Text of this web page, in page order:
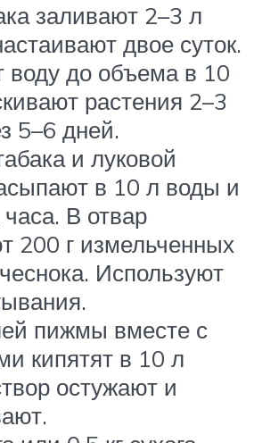
заливают 2–3 л
двое суток.
воду до объема в 10
растения 2–3
5–6 дней.
и луковой
в 10 л воды и
часа. В отвар
200 г измельченных
Используют
пижмы вместе с
кипятят в 10 л
остужают и